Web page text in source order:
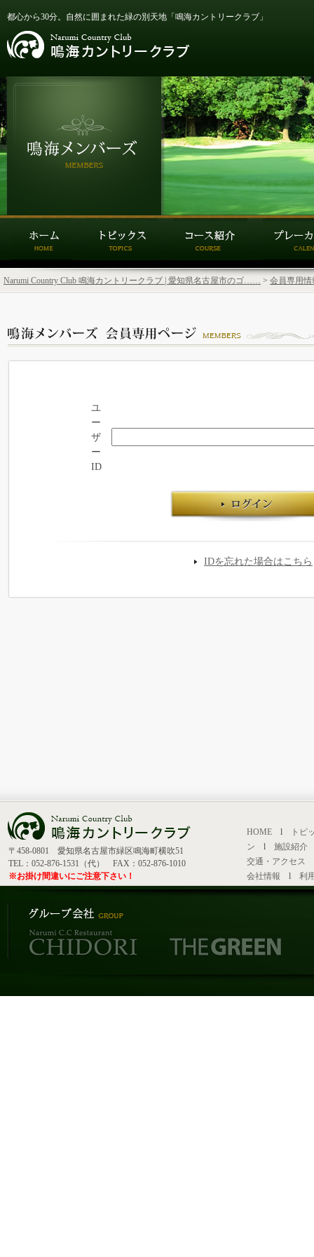
都心から30分。自然に囲まれた緑の別天地「鳴海カントリークラブ」
Narumi Country Club 鳴海カントリークラブ | 愛知県名古屋市のゴ…… > 会員専用情
ユ
ー
ザ
ー
ID
IDを忘れた場合はこちら
〒458-0801 愛知県名古屋市緑区鳴海町横吹51
TEL：052-876-1531（代） FAX：052-876-1010
※お掛け間違いにご注意下さい！
HOME l
トピ
ン l 施設紹介
交通・アクセス
会社情報 l 利